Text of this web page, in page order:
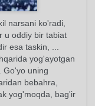
narsani ko'radi,
u oddiy bir tabiat
esa taskin, ...
yog'ayotgan
Go'yo uning
bebahra,
yog'moqda, bag'ir